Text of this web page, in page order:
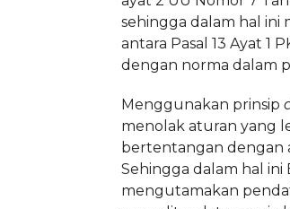
sehingga dalam hal
antara Pasal 13 Ayat 1
dengan norma dalam
Menggunakan prinsip
menolak aturan yang
bertentangan dengan
Sehingga dalam hal ini
mengutamakan